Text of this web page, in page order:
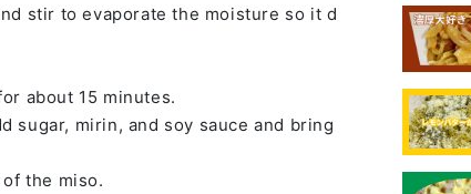
stir to evaporate the moisture so it d
about 15 minutes.
sugar, mirin, and soy sauce and bring
the miso.